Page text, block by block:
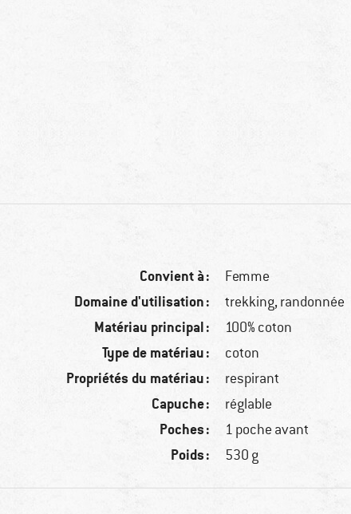
Convient à : Femme
Domaine d'utilisation : trekking, randonnée
Matériau principal : 100% coton
Type de matériau : coton
Propriétés du matériau : respirant
Capuche : réglable
Poches : 1 poche avant
Poids : 530 g